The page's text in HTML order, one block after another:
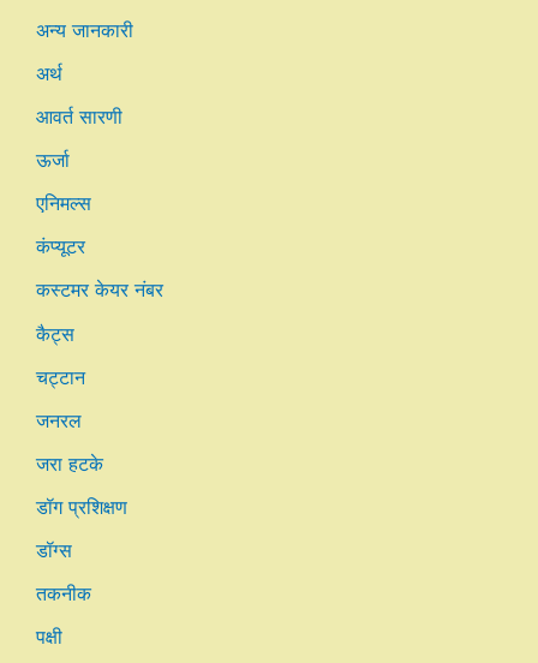
अन्य जानकारी
अर्थ
आवर्त सारणी
ऊर्जा
एनिमल्स
कंप्यूटर
कस्टमर केयर नंबर
कैट्स
चट्टान
जनरल
जरा हटके
डॉग प्रशिक्षण
डॉग्स
तकनीक
पक्षी